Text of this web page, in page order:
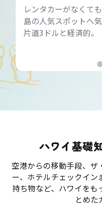
レンタカーがなくて
島の人気スポットへ
片道3ドルと経済的。
ハワイ基礎
空港からの移動手段、ザ
ー、ホテルチェックイン
持ち物など、ハワイをも
とめた